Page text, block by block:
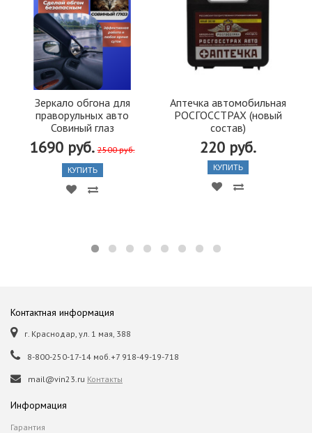
Зеркало обгона для
праворульных авто
Совиный глаз
1690 руб. 2500 руб.
КУПИТЬ
Аптечка автомобильная
РОСГОССТРАХ (новый
состав)
220 руб.
КУПИТЬ
Контактная информация
г. Краснодар, ул. 1 мая, 388
8-800-250-17-14 моб.+7 918-49-19-718
mail@vin23.ru Контакты
Информация
Гарантия